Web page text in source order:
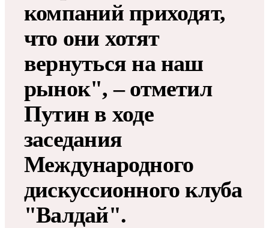
компаний приходят,
что они хотят
вернуться на наш
рынок", – отметил
Путин в ходе
заседания
Международного
дискуссионного клуба
"Валдай"​​​.